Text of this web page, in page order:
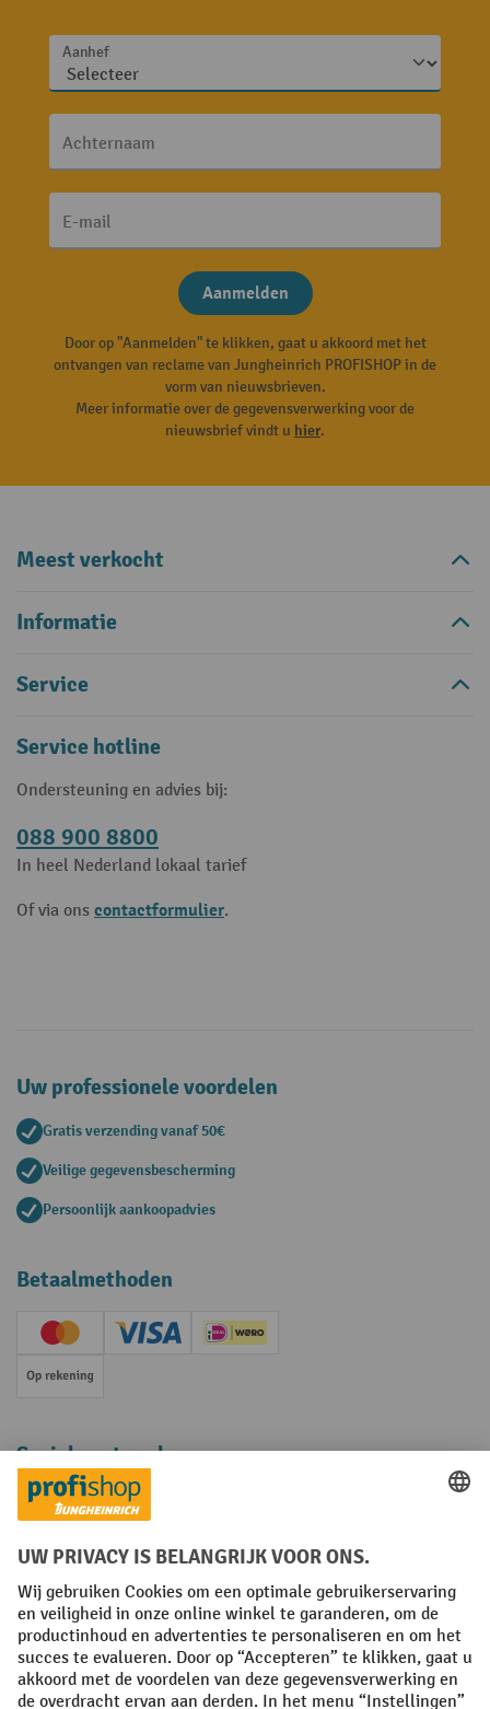
Aanhef
Achternaam
E-mail
Aanmelden
Door op "Aanmelden" te klikken, gaat u akkoord met het
ontvangen van reclame van Jungheinrich PROFISHOP in de
vorm van nieuwsbrieven.
Meer informatie over de gegevensverwerking voor de
nieuwsbrief vindt u hier.
Meest verkocht
Informatie
Service
Service hotline
Ondersteuning en advies bij:
088 900 8800
In heel Nederland lokaal tarief
Of via ons contactformulier.
Uw professionele voordelen
Gratis verzending vanaf 50€
Veilige gegevensbescherming
Persoonlijk aankoopadvies
Betaalmethoden
Creditcard (Master)Creditcard (Visa)iDEAL | Wero
Op rekening
Sociale netwerken
Facebook
YouTube
LinkedInInstagram
Algemene leveringsvoorwaarden Copyright
Privacyverklaring Privacy Instellingen
All prices excl. VAT plusshipping costs and possible delivery charges,